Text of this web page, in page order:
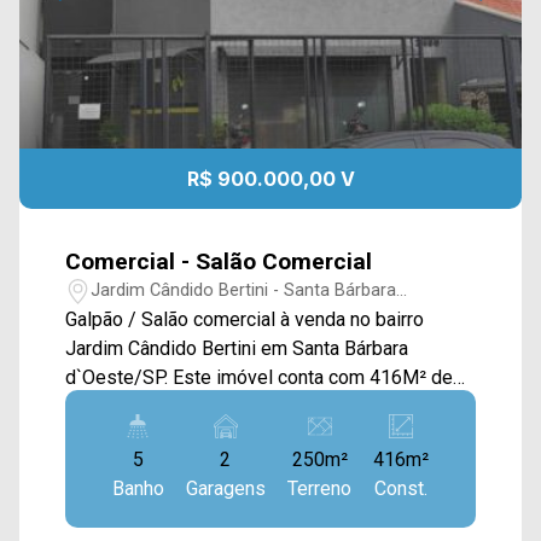
R$ 900.000,00 V
Comercial - Salão Comercial
Jardim Cândido Bertini - Santa Bárbara
D`Oeste/SP
Galpão / Salão comercial à venda no bairro
Jardim Cândido Bertini em Santa Bárbara
d`Oeste/SP. Este imóvel conta com 416M² de
construção e 250M² de terreno, possuindo um
amplo salão com 07 salas privativas, cozinha e
um amplo terraço. > 05 banheiros sociais; > 02
vagas de garagem. Esta localizado próximo a
Av. Alfredo Contatto, Av. da Amizade e Av.
5
Banho
2
Garagens
250m²
Terreno
416m²
Const.